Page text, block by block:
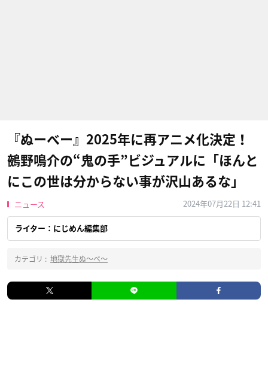
『ぬーべー』2025年に再アニメ化決定！
鵺野鳴介の“鬼の手”ビジュアルに「ほんと
にこの世は分からない事が沢山あるな」
ニュース 2024年07月22日 12:41
ライター：にじめん編集部
カテゴリ : 地獄先生ぬ〜べ〜